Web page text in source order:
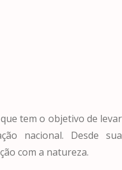
tem o objetivo de levar
nacional. Desde sua
com a natureza.